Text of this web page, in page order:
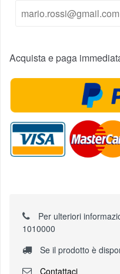
Acquista e paga
Per ulteriori
1010000
Se il prodotto è
Contattaci